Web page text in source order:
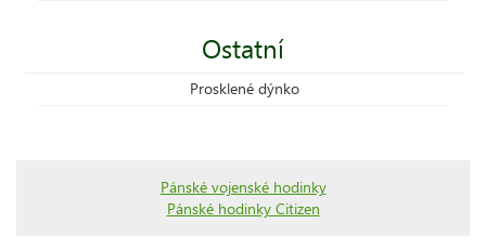
Ostatní
Prosklené dýnko
Pánské vojenské hodinky
Pánské hodinky Citizen